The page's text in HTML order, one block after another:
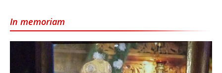
In memoriam